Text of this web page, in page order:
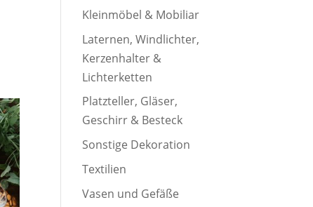
Kleinmöbel & Mobiliar
Laternen, Windlichter,
Kerzenhalter &
Lichterketten
Platzteller, Gläser,
Geschirr & Besteck
Sonstige Dekoration
Textilien
Vasen und Gefäße